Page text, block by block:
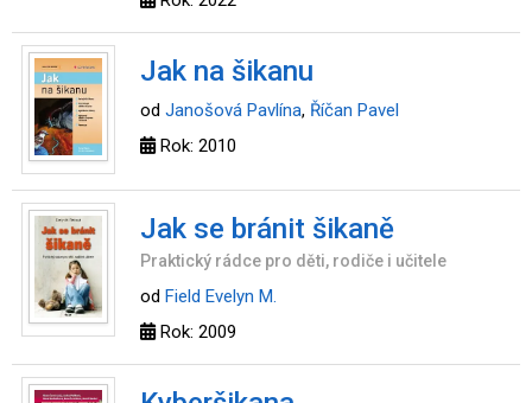
Jak na šikanu
od Janošová Pavlína, Říčan Pavel
Rok: 2010
Jak se bránit šikaně
Praktický rádce pro děti, rodiče i učitele
od Field Evelyn M.
Rok: 2009